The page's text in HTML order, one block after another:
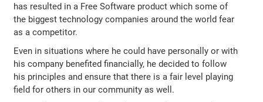
has resulted in a Free Software product which some of
the biggest technology companies around the world fear
as a competitor.
Even in situations where he could have personally or with
his company benefited financially, he decided to follow
his principles and ensure that there is a fair level playing
field for others in our community as well.